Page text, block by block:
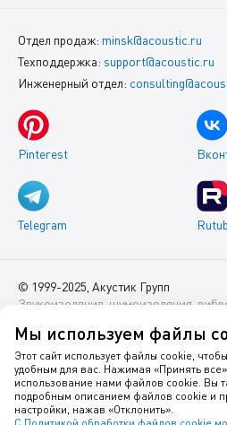
Отдел продаж: minsk@acoustic.ru
Техподдержка: support@acoustic.ru
Инженерный отдел:
Pinterest
Telegram
© 1999-2025, Акустик Групп
Звукоизоляция, шумоизоляция,
Данный интернет-сайт носит
характер и ни при каких условиях не
офертой.
Мы используем файлы
Этот сайт использует файлы cookie,
удобным для вас. Нажимая «Принять
использование нами файлов cookie. Вы
подробным описанием файлов cookie и
настройки, нажав «Отклонить».